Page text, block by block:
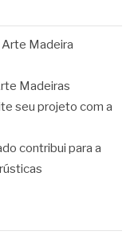
Arte Madeira
Madeiras
seu projeto com a
contribui para a